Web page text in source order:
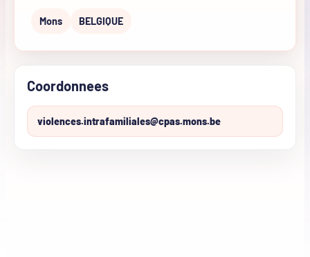
Mons BELGIQUE
Coordonnees
violences.intrafamiliales@cpas.mons.be